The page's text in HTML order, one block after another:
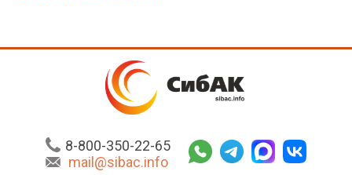
8-800-350-22-65
mail@sibac.info